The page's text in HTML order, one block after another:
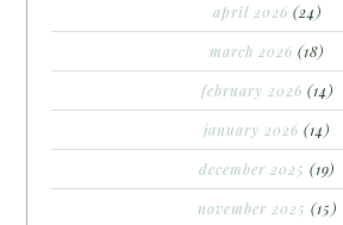
april 2026 (24)
march 2026 (18)
february 2026 (14)
january 2026 (14)
december 2025 (19)
november 2025 (15)